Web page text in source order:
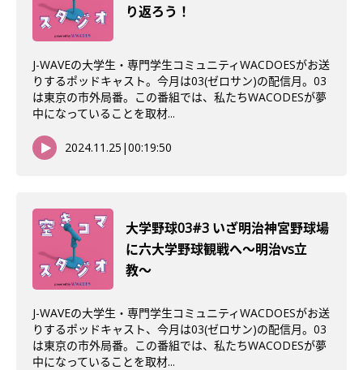
り返ろう！
J-WAVEの大学生・専門学生コミュニティWACDOESがお送
りするポッドキャスト。今月は03(ゼロサン)の配信月。03
は東京の市外局番。この番組では、私たちWACODESが夢
中になっていることを取材...
2024.11.25 |00:19:50
大学野球03#3 いざ明治神宮野球場
に六大学野球観戦へ〜明治vs立
教〜
J-WAVEの大学生・専門学生コミュニティWACDOESがお送
りするポッドキャスト、今月は03(ゼロサン)の配信月。03
は東京の市外局番。この番組では、私たちWACODESが夢
中になっていることを取材...